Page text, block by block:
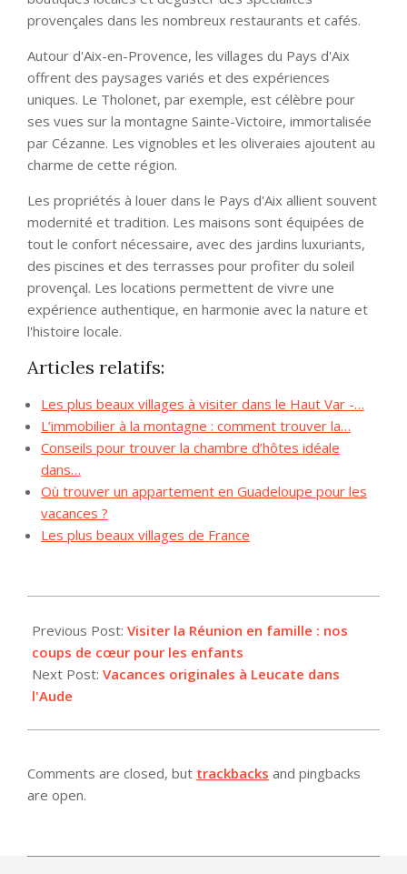
provençales dans les nombreux restaurants et cafés.
Autour d'Aix-en-Provence, les villages du Pays d'Aix
offrent des paysages variés et des expériences
uniques. Le Tholonet, par exemple, est célèbre pour
ses vues sur la montagne Sainte-Victoire, immortalisée
par Cézanne. Les vignobles et les oliveraies ajoutent au
charme de cette région.
Les propriétés à louer dans le Pays d'Aix allient souvent
modernité et tradition. Les maisons sont équipées de
tout le confort nécessaire, avec des jardins luxuriants,
des piscines et des terrasses pour profiter du soleil
provençal. Les locations permettent de vivre une
expérience authentique, en harmonie avec la nature et
l'histoire locale.
Articles relatifs:
Les plus beaux villages à visiter dans le Haut Var -…
L’immobilier à la montagne : comment trouver la…
Conseils pour trouver la chambre d’hôtes idéale
dans…
Où trouver un appartement en Guadeloupe pour les
vacances ?
Les plus beaux villages de France
09-
02
Previous Post: Visiter la Réunion en famille : nos
coups de cœur pour les enfants
Next Post: Vacances originales à Leucate dans
l'Aude
Comments are closed, but trackbacks and pingbacks
are open.